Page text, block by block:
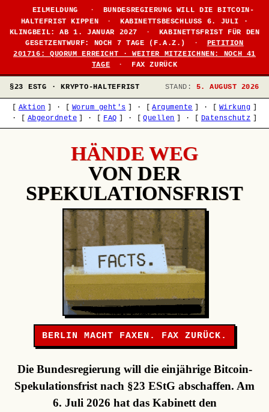
EILMELDUNG ·
BUNDESREGIERUNG WILL DIE BITCOIN-
HALTEFRIST KIPPEN
·
KABINETTSBESCHLUSS 6. JULI ·
KLINGBEIL: AB 1. JANUAR 2027
·
KABINETTSFRIST FÜR DEN
GESETZENTWURF: NOCH 7 TAGE (F.A.Z.)
·
PETITION
201716: QUORUM ERREICHT · WEITER MITZEICHNEN: NOCH 41
TAGE
· FAX ZURÜCK
§23 ESTG · KRYPTO-HALTEFRIST STAND: 5. AUGUST 2026
Aktion · Worum geht's · Argumente · Wirkung
·
Abgeordnete · FAQ · Quellen · Datenschutz
HÄNDE WEG
VON DER
SPEKULATIONSFRIST
BERLIN MACHT FAXEN. FAX ZURÜCK.
Die Bundesregierung will die einjährige Bitcoin-
Spekulationsfrist nach §23 EStG abschaffen. Am
6. Juli 2026 hat das Kabinett den